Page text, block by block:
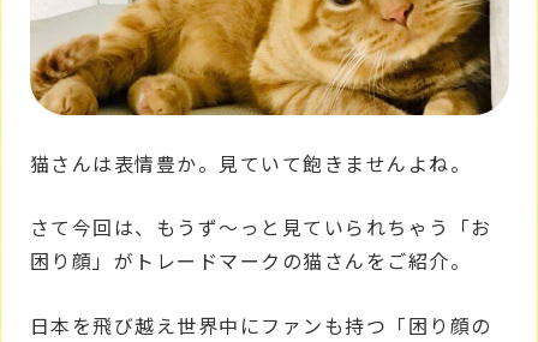
猫さんは表情豊か。見ていて飽きませんよね。
さて今回は、もうず～っと見ていられちゃう「お
困り顔」がトレードマークの猫さんをご紹介。
日本を飛び越え世界中にファンも持つ「困り顔の